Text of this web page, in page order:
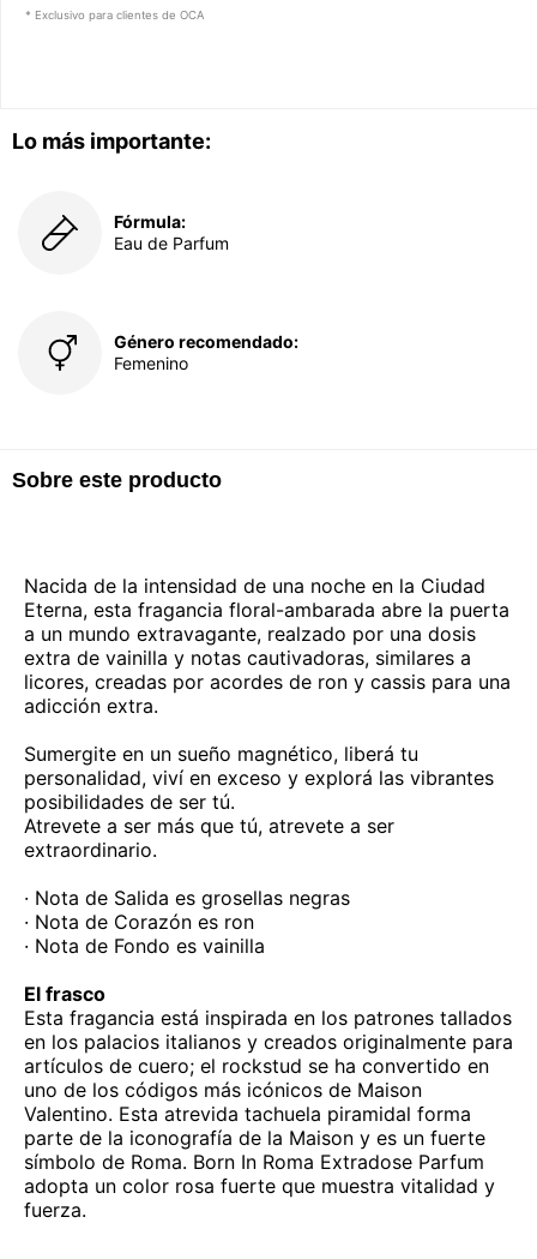
Lo más importante:
Fórmula:
Eau de Parfum
Género recomendado:
Femenino
Sobre este producto
Nacida de la intensidad de una noche en la Ciudad
Eterna, esta fragancia floral-ambarada abre la puerta
a un mundo extravagante, realzado por una dosis
extra de vainilla y notas cautivadoras, similares a
licores, creadas por acordes de ron y cassis para una
adicción extra.
Sumergite en un sueño magnético, liberá tu
personalidad, viví en exceso y explorá las vibrantes
posibilidades de ser tú.
Atrevete a ser más que tú, atrevete a ser
extraordinario.
· Nota de Salida es grosellas negras
· Nota de Corazón es ron
· Nota de Fondo es vainilla
El frasco
Esta fragancia está inspirada en los patrones tallados
en los palacios italianos y creados originalmente para
artículos de cuero; el rockstud se ha convertido en
uno de los códigos más icónicos de Maison
Valentino. Esta atrevida tachuela piramidal forma
parte de la iconografía de la Maison y es un fuerte
símbolo de Roma. Born In Roma Extradose Parfum
adopta un color rosa fuerte que muestra vitalidad y
fuerza.
* Exclusivo para clientes de OCA